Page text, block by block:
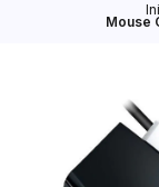
Mouse